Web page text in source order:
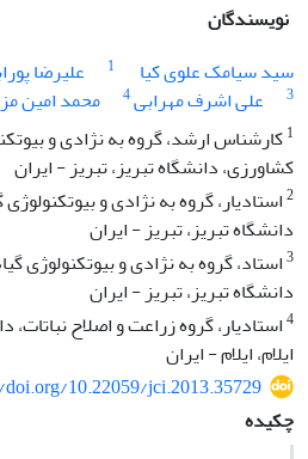
نویسندگان
سید سیامک علوی کیا
1 علیرضا
3 علی اشرف مهرابی4 محمد امین
1کارشناس ارشد، گروه به نژادی و
کشاورزی، دانشگاه تبریز، تبریز - ایران
2استادیار، گروه به نژادی و
دانشگاه تبریز، تبریز - ایران
3استاد، گروه به نژادی و بیوتکنولوژی
دانشگاه تبریز، تبریز - ایران
4استادیار، گروه زراعت و اصلاح
ایلام، ایلام - ایران
10.22059/jci.2013.35729
چکیده